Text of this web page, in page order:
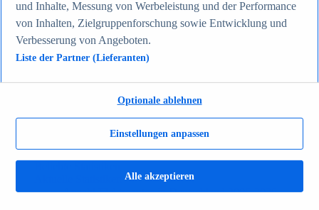
Gesellschaft
Weitere Themen
Demografischer Wandel - Daten & Fakten
Jugendkriminalität in Deutschland - Daten & Fakten
Zum Report
Verkehr & Logistik
Anzahl Elektroautos in Deutschland 2006-2026
und Inhalte, Messung von Werbeleistung und der Performance
von Inhalten, Zielgruppenforschung sowie Entwicklung und
Verbesserung von Angeboten.
Liste der Partner (Lieferanten)
Einstellungen anpassen
Optionale ablehnen
Alle akzeptieren